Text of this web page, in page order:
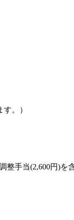
。）
整手当(2,600円)を